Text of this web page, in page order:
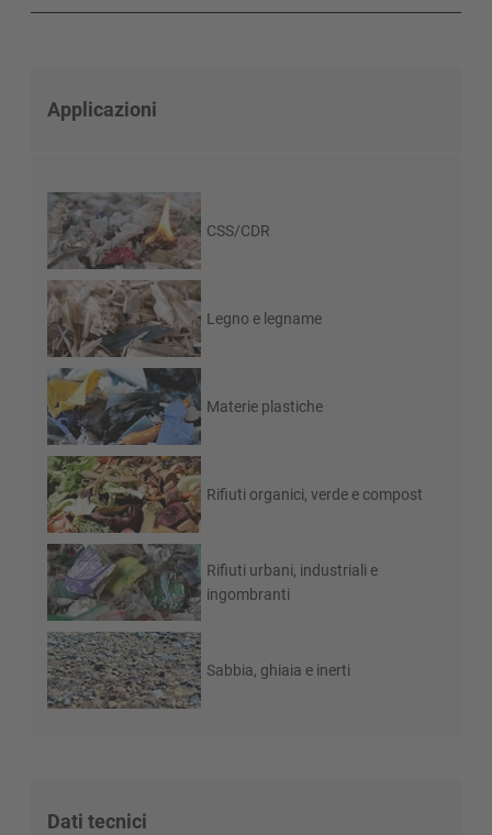
Applicazioni
CSS/CDR
Legno e legname
Materie plastiche
Rifiuti organici, verde e compost
Rifiuti urbani, industriali e
ingombranti
Sabbia, ghiaia e inerti
Dati tecnici